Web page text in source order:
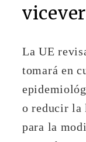
La UE
tomará en
o reducir la
para la